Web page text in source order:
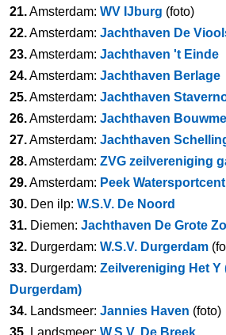
21.Amsterdam: WV IJburg (foto)
22.Amsterdam: Jachthaven De
23.Amsterdam: Jachthaven 't Einde
24.Amsterdam: Jachthaven Berlage
25.Amsterdam: Jachthaven
26.Amsterdam: Jachthaven
27.Amsterdam: Jachthaven
28.Amsterdam: ZVG zeilvereniging
29.Amsterdam: Peek
30. Den ilp: W.S.V. De Noord
31. Diemen: Jachthaven De Grote
32. Durgerdam: W.S.V. Durgerdam
33. Durgerdam: Zeilvereniging Het Y
Durgerdam)
34. Landsmeer: Jannies Haven (foto)
35. Landsmeer: W.S.V. De Breek